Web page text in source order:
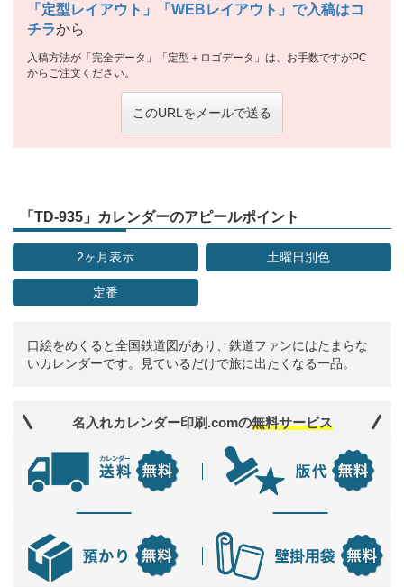
「定型レイアウト」「WEBレイアウト」で入稿はコ
チラから
入稿方法が「完全データ」「定型＋ロゴデータ」は、お手数ですがPC
からご注文ください。
このURLをメールで送る
「TD-935」カレンダーのアピールポイント
2ヶ月表示 土曜日別色
定番
口絵をめくると全国鉄道図があり、鉄道ファンにはたまらな
いカレンダーです。見ているだけで旅に出たくなる一品。
名入れカレンダー印刷.comの無料サービス